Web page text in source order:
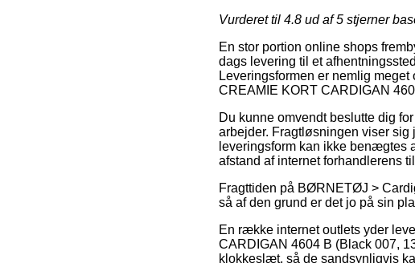
Vurderet til 4.8 ud af 5 stjerner
En stor portion online shops
dags levering til et
Leveringsformen er nemlig
CREAMIE KORT CARDIGAN
Du kunne omvendt beslutte dig
arbejder. Fragtløsningen viser
leveringsform kan ikke benægtes
afstand af internet forhandlerens
Fragttiden på BØRNETØJ >
så af den grund er det jo på sin
En række internet outlets yder
CARDIGAN 4604 B (Black 007,
klokkeslæt, så de sandsynligvis